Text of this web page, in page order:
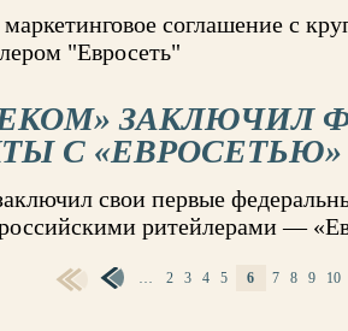
соглашение с
"Евросеть"
ЗАКЛЮЧИЛ
С
свои первые
ритейлерами —
… 2 3 4 5 6 7 8 9 10